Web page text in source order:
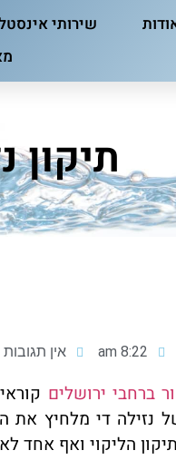
שירותי
תיקון
8:22 am אין תגובות
ברחבי ירושלים
נזילה די מלחיץ את
הליקוי ואף אחד